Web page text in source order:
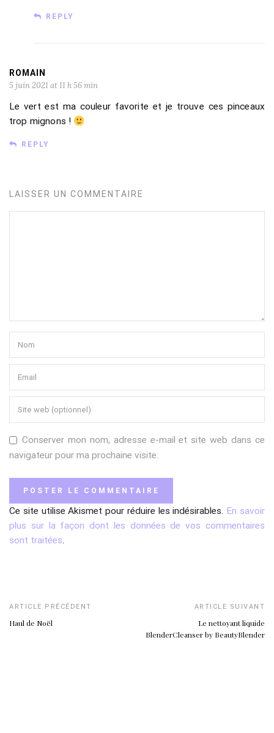
REPLY
ROMAIN
5 juin 2021 at 11 h 56 min
Le vert est ma couleur favorite et je trouve ces pinceaux
trop mignons !
REPLY
LAISSER UN COMMENTAIRE
Conserver mon nom, adresse e-mail et site web dans ce
navigateur pour ma prochaine visite.
Ce site utilise Akismet pour réduire les indésirables. En savoir
plus sur la façon dont les données de vos commentaires
sont traitées.
ARTICLE PRÉCÉDENT
Haul de Noël
ARTICLE SUIVANT
Le nettoyant liquide
BlenderCleanser by BeautyBlender